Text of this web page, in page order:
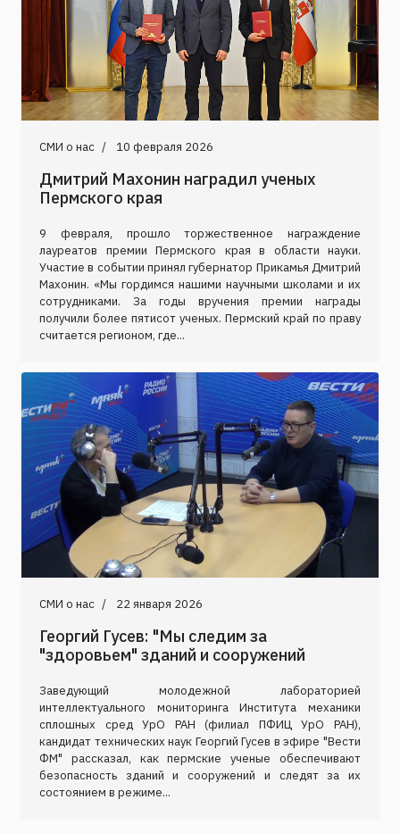
СМИ о нас 10 февраля 2026
Дмитрий Махонин наградил ученых
Пермского края
9 февраля, прошло торжественное награждение
лауреатов премии Пермского края в области науки.
Участие в событии принял губернатор Прикамья Дмитрий
Махонин. «Мы гордимся нашими научными школами и их
сотрудниками. За годы вручения премии награды
получили более пятисот ученых. Пермский край по праву
считается регионом, где...
СМИ о нас 22 января 2026
Георгий Гусев: "Мы следим за
"здоровьем" зданий и сооружений
Заведующий молодежной лабораторией
интеллектуального мониторинга Института механики
сплошных сред УрО РАН (филиал ПФИЦ УрО РАН),
кандидат технических наук Георгий Гусев в эфире "Вести
ФМ" рассказал, как пермские ученые обеспечивают
безопасность зданий и сооружений и следят за их
состоянием в режиме...